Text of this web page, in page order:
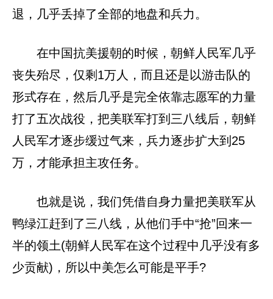
退，几乎丢掉了全部的地盘和兵力。
在中国抗美援朝的时候，朝鲜人民军几乎
丧失殆尽，仅剩1万人，而且还是以游击队的
形式存在，然后几乎是完全依靠志愿军的力量
打了五次战役，把美联军打到三八线后，朝鲜
人民军才逐步缓过气来，兵力逐步扩大到25
万，才能承担主攻任务。
也就是说，我们凭借自身力量把美联军从
鸭绿江赶到了三八线，从他们手中“抢”回来一
半的领土(朝鲜人民军在这个过程中几乎没有多
少贡献)，所以中美怎么可能是平手?